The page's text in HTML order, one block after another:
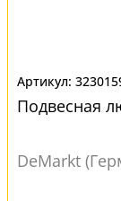
Подвесная
DeMarkt